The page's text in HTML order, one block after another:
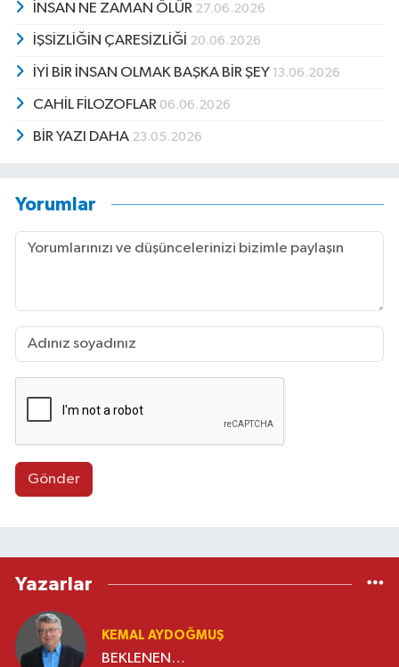
İNSAN NE ZAMAN ÖLÜR 27.06.2026
İŞSİZLİĞİN ÇARESİZLİĞİ 20.06.2026
İYİ BİR İNSAN OLMAK BAŞKA BİR ŞEY 13.06.2026
CAHİL FİLOZOFLAR 06.06.2026
BİR YAZI DAHA 23.05.2026
Yorumlar
Gönder
Yazarlar
KEMAL AYDOĞMUŞ
BEKLENEN…